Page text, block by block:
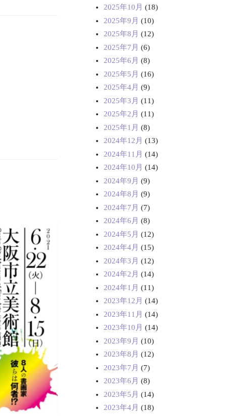
2025年10月 (18)
2025年9月 (10)
2025年8月 (12)
2025年7月 (6)
2025年6月 (8)
2025年5月 (16)
2025年4月 (9)
2025年3月 (11)
2025年2月 (11)
2025年1月 (8)
2024年12月 (13)
2024年11月 (14)
2024年10月 (14)
2024年9月 (9)
2024年8月 (9)
2024年7月 (7)
2024年6月 (8)
2024年5月 (12)
2024年4月 (15)
2024年3月 (12)
2024年2月 (14)
2024年1月 (11)
2023年12月 (14)
2023年11月 (14)
2023年10月 (14)
2023年9月 (10)
2023年8月 (12)
2023年7月 (7)
2023年6月 (8)
2023年5月 (14)
2023年4月 (18)